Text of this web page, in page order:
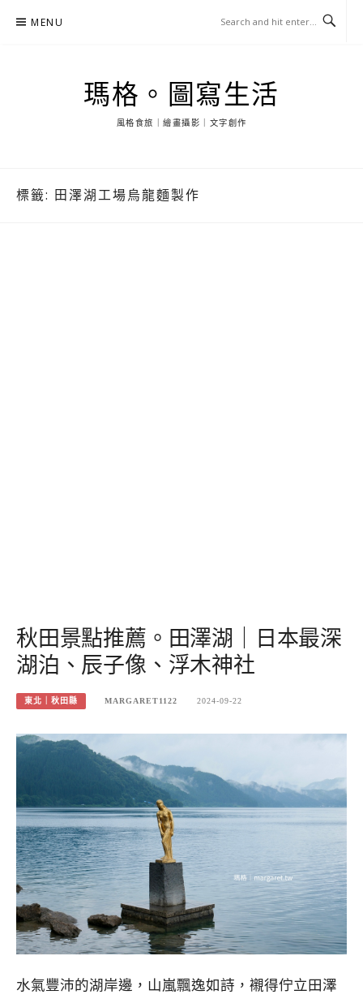
MENU
瑪格。圖寫生活
風格食旅｜繪畫攝影｜文字創作
標籤: 田澤湖工場烏龍麵製作
秋田景點推薦。田澤湖｜日本最深
湖泊、辰子像、浮木神社
東北｜秋田縣 MARGARET1122 2024-09-22
水氣豐沛的湖岸邊，山嵐飄逸如詩，襯得佇立田澤